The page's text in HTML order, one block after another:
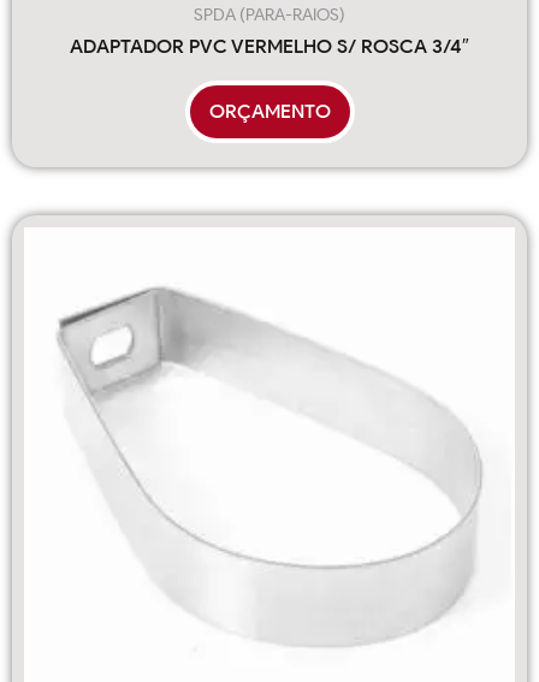
SPDA (PARA-RAIOS)
ADAPTADOR PVC VERMELHO S/ ROSCA 3/4″
ORÇAMENTO